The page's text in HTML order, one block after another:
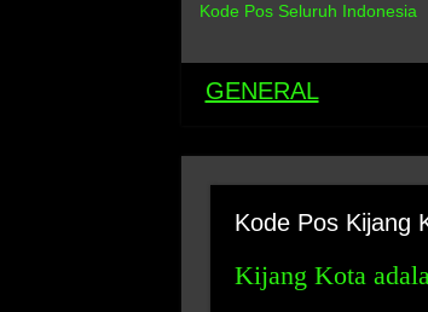
Kode Pos Seluruh Indonesia
GENERAL
Kode Pos Kijang
Kijang Kota